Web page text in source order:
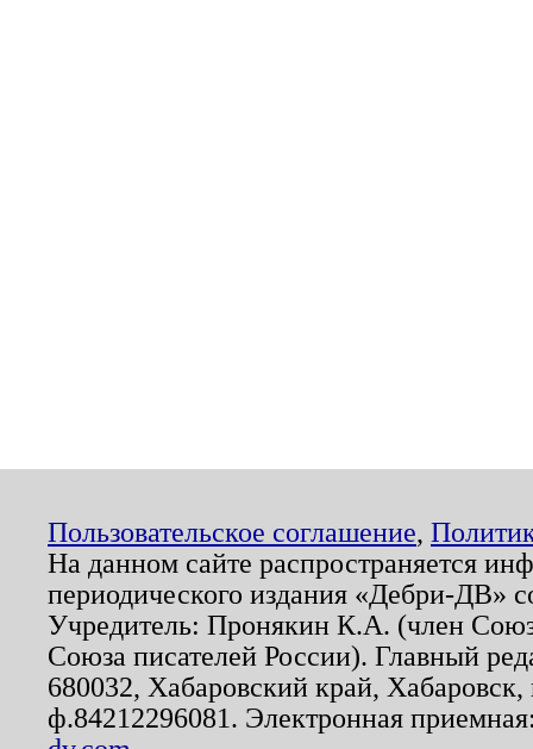
Пользовательское соглашение,
На данном сайте распространяется
периодического издания «Дебри-ДВ»
Учредитель: Пронякин К.А. (член
Союза писателей России). Главный
680032, Хабаровский край,
ф.84212296081. Электронная